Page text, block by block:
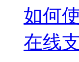
如何
在线